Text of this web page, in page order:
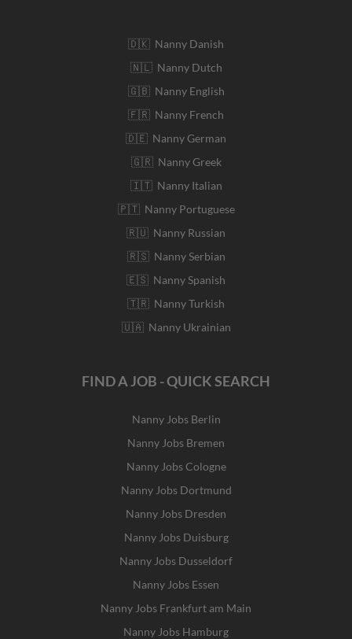
🇩🇰 Nanny Danish
🇳🇱 Nanny Dutch
🇬🇧 Nanny English
🇫🇷 Nanny French
🇩🇪 Nanny German
🇬🇷 Nanny Greek
🇮🇹 Nanny Italian
🇵🇹 Nanny Portuguese
🇷🇺 Nanny Russian
🇷🇸 Nanny Serbian
🇪🇸 Nanny Spanish
🇹🇷 Nanny Turkish
🇺🇦 Nanny Ukrainian
FIND A JOB - QUICK SEARCH
Nanny Jobs Berlin
Nanny Jobs Bremen
Nanny Jobs Cologne
Nanny Jobs Dortmund
Nanny Jobs Dresden
Nanny Jobs Duisburg
Nanny Jobs Dusseldorf
Nanny Jobs Essen
Nanny Jobs Frankfurt am Main
Nanny Jobs Hamburg